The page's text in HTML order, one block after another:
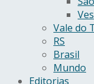
Vale do
RS
Brasil
Mundo
Editorias